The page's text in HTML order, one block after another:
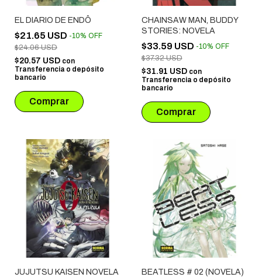
EL DIARIO DE ENDÔ
$21.65 USD -10% OFF
$24.06 USD
$20.57 USD con
Transferencia o depósito
bancario
CHAINSAW MAN, BUDDY
STORIES: NOVELA
$33.59 USD -10% OFF
$37.32 USD
$31.91 USD con
Transferencia o depósito
bancario
JUJUTSU KAISEN NOVELA
BEATLESS # 02 (NOVELA)